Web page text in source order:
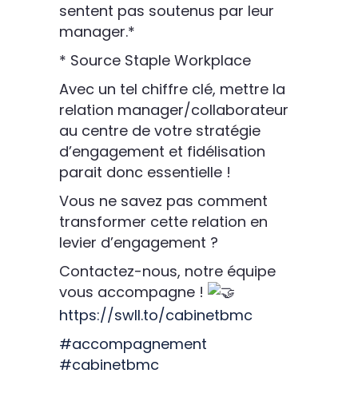
sentent pas soutenus par leur
manager.*
* Source Staple Workplace
Avec un tel chiffre clé, mettre la
relation manager/collaborateur
au centre de votre stratégie
d’engagement et fidélisation
parait donc essentielle !
Vous ne savez pas comment
transformer cette relation en
levier d’engagement ?
Contactez-nous, notre équipe
vous accompagne !
https://swll.to/cabinetbmc
#accompagnement
#cabinetbmc